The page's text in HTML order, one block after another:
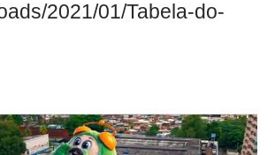
2021/01/Tabela-do-